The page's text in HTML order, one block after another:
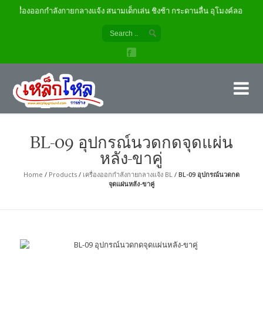
เครื่องออกกำลังกายกลางแจ้ง สนามเด็กเล่น ชิงช้า กระดานลื่น อุโมงค์ลอด
BL-09 อุปกรณ์นวดกดจุดแผ่น
หลัง-ขาคู่
Home / Products/ เครื่องออกกำลังกายกลางแจ้ง BL / BL-09 อุปกรณ์นวดกด
จุดแผ่นหลัง-ขาคู่